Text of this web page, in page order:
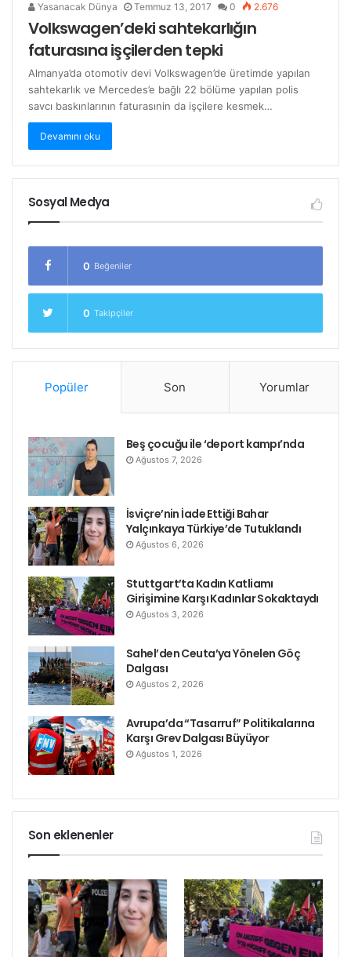
Yasanacak Dünya Temmuz 13, 2017 0 2.676
Volkswagen’deki sahtekarlığın
faturasına işçilerden tepki
Almanya’da otomotiv devi Volkswagen’de üretimde yapılan
sahtekarlık ve Mercedes’e bağlı 22 bölüme yapılan polis
savcı baskınlarının faturasınin da işçilere kesmek…
Devamını oku
Sosyal Medya
0 Beğeniler
0 Takipçiler
Popüler Son Yorumlar
Beş çocuğu ile ‘deport kampı’nda
Ağustos 7, 2026
İsviçre’nin İade Ettiği Bahar
Yalçınkaya Türkiye’de Tutuklandı
Ağustos 6, 2026
Stuttgart’ta Kadın Katliamı
Girişimine Karşı Kadınlar Sokaktaydı
Ağustos 3, 2026
Sahel’den Ceuta’ya Yönelen Göç
Dalgası
Ağustos 2, 2026
Avrupa’da “Tasarruf” Politikalarına
Karşı Grev Dalgası Büyüyor
Ağustos 1, 2026
Son eklenenler